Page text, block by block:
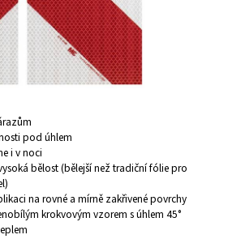
pod úhlem
i v noci
bělost (bělejší než tradiční fólie pro
na rovné a mírně zakřivené povrchy
krokvovým vzorem s úhlem 45°